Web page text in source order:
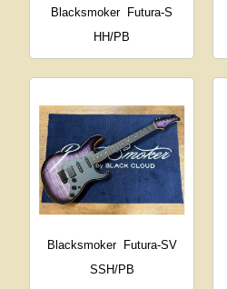
Blacksmoker
Futura-S
HH/PB
Blacksmoker
Futura-SV
SSH/PB